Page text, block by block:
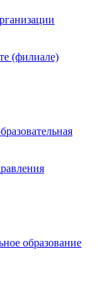
(филиале)
образование